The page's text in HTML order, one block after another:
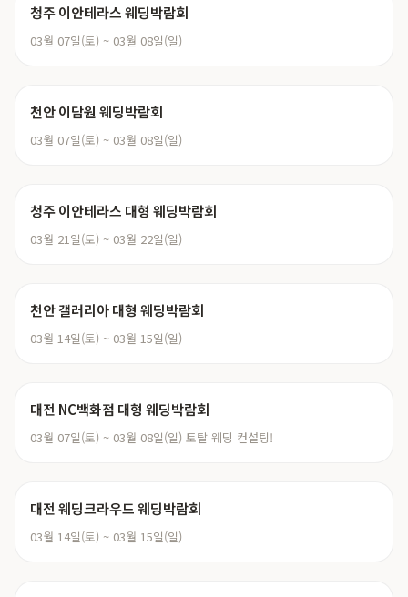
청주 이안테라스 웨딩박람회
03월 07일(토) ~ 03월 08일(일)
천안 이담원 웨딩박람회
03월 07일(토) ~ 03월 08일(일)
청주 이안테라스 대형 웨딩박람회
03월 21일(토) ~ 03월 22일(일)
천안 갤러리아 대형 웨딩박람회
03월 14일(토) ~ 03월 15일(일)
대전 NC백화점 대형 웨딩박람회
03월 07일(토) ~ 03월 08일(일) 토탈 웨딩 컨설팅!
대전 웨딩크라우드 웨딩박람회
03월 14일(토) ~ 03월 15일(일)